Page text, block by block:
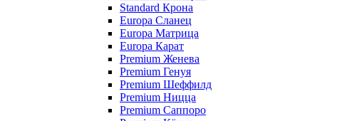
Standard Крона
Europa Сланец
Europa Матрица
Europa Карат
Premium Женева
Premium Генуя
Premium Шеффилд
Premium Ницца
Premium Саппоро